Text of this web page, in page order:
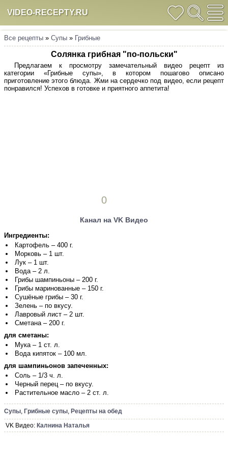
VIDEO-RECEPTY.RU
Все рецепты » Супы » Грибные
Солянка грибная "по-польски"
Предлагаем к просмотру замечательный видео рецепт из
категории «Грибные супы», в котором пошагово описано
приготовление этого блюда. Жми на сердечко под видео, если рецепт
понравился! Успехов в готовке и приятного аппетита!
0
Канал на VK Видео
Ингредиенты:
Картофель – 400 г.
Морковь – 1 шт.
Лук – 1 шт.
Вода – 2 л.
Грибы шампиньоны – 200 г.
Грибы маринованные – 150 г.
Сушёные грибы – 30 г.
Зелень – по вкусу.
Лавровый лист – 2 шт.
Сметана – 200 г.
для сметаны:
Мука – 1 ст. л.
Вода кипяток – 100 мл.
для шампиньонов запеченных:
Соль – 1/3 ч. л.
Черный перец – по вкусу.
Растительное масло – 2 ст. л.
Супы, Грибные супы, Рецепты на обед
VK Видео: Калнина Наталья